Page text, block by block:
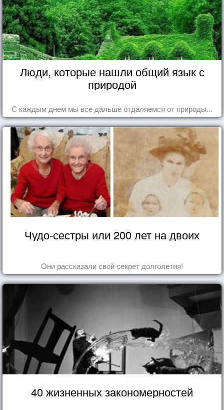
Люди, которые нашли общий язык с
природой
С каждым днем мы все дальше отдаляемся от природы...
Чудо-сестры или 200 лет на двоих
Они рассказали свой секрет долголетия!
40 жизненных закономерностей